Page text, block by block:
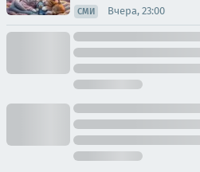
СМИ Вчера, 23:00